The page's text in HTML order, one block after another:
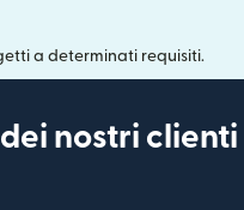
a determinati requisiti.
nostri clienti